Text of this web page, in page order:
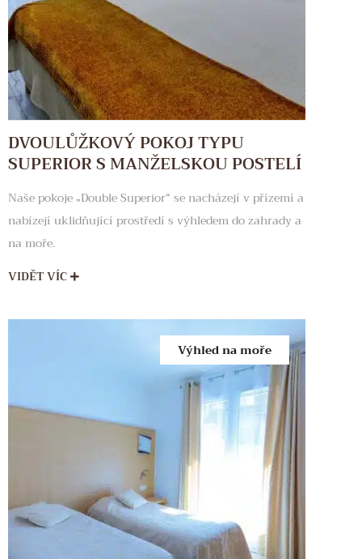
DVOULŮŽKOVÝ POKOJ TYPU
SUPERIOR S MANŽELSKOU POSTELÍ
Naše pokoje „Double Superior“ se nacházejí v přízemí a
nabízejí uklidňující prostředí s výhledem do zahrady a
na moře.
VIDĚT VÍC
Výhled na moře